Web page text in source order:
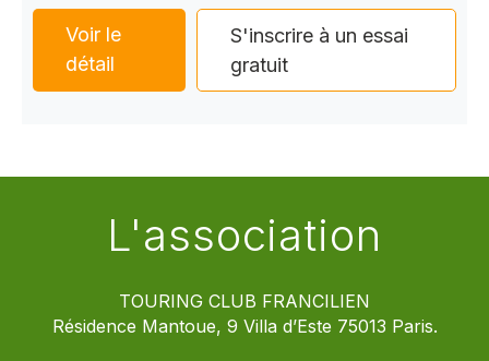
Voir le
détail
S'inscrire à un essai
gratuit
L'association
TOURING CLUB FRANCILIEN
Résidence Mantoue, 9 Villa d’Este 75013 Paris.